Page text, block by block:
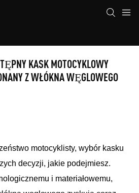
KASK MOTOCYKLOWY
Z WŁÓKNA WĘGLOWEGO
motocyklisty, wybór kasku
decyzji, jakie podejmiesz.
i materiałowemu,